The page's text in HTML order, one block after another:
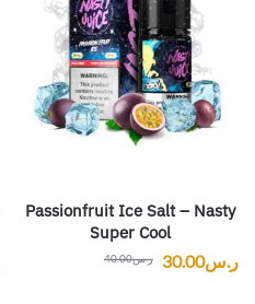
Passionfruit Ice Salt – Nasty
Super Cool
ر.س40.00 ر.س30.00